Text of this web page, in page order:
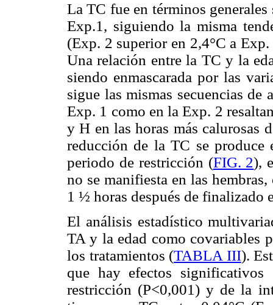
La TC fue en términos
Exp.1, siguiendo la misma
(Exp. 2 superior en 2,4°C a
Una relación entre la TC y la
siendo enmascarada por las
sigue las mismas secuencias
Exp. 1 como en la Exp. 2
y H en las horas más calurosas
reducción de la TC se
periodo de restricción (FIG. 2),
no se manifiesta en las
1 ½ horas después de finalizado
El análisis estadístico
TA y la edad como covariables
los tratamientos (TABLA III).
que hay efectos
restricción (P<0,001) y de la